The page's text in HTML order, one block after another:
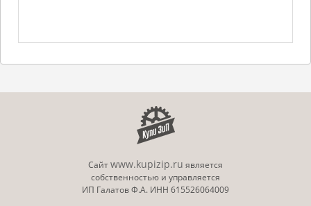
Сайтwww.kupizip.ru является
собственностью и управляется
ИП Галатов Ф.А. ИНН 615526064009